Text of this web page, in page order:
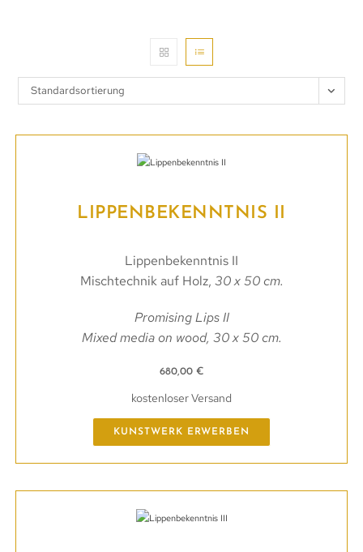
Standardsortierung
LIPPENBEKENNTNIS II
Lippenbekenntnis II
Mischtechnik auf Holz, 30 x 50 cm.
Promising Lips II
Mixed media on wood, 30 x 50 cm.
680,00 €
kostenloser Versand
KUNSTWERK ERWERBEN